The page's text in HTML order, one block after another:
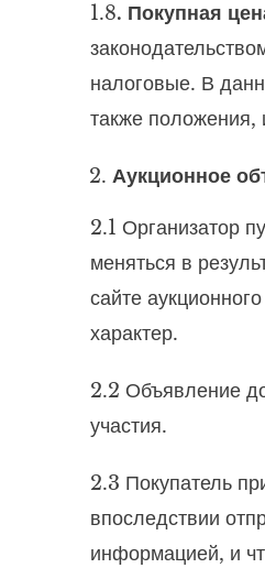
1.8. Покупная
налоговые. В
также
Аукционное
2.1 Организатор
меняться в
сайте
характер.
2.2 Объявление
участия.
2.3 Покупатель
впоследствии
информацией, и